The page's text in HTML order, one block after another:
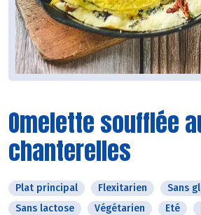
Omelette soufflée
chanterelles
Plat principal Flexitarien
Sans
Sans lactose
Végétarien Eté